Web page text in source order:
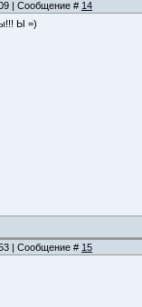
| Сообщение # 14
Ы =)
| Сообщение # 15